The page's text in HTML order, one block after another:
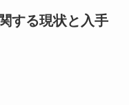
する現状と入手